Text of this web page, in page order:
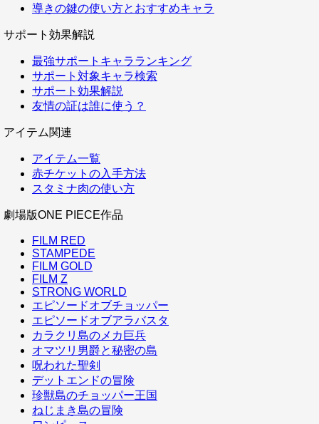
導きの鍵の使い方とおすすめキャラ
サポート効果解説
最強サポートキャラランキング
サポート対象キャラ検索
サポート効果解説
友情の証は誰に使う？
アイテム関連
アイテム一覧
赤チケットの入手方法
スタミナ肉の使い方
劇場版ONE PIECE作品
FILM RED
STAMPEDE
FILM GOLD
FILM Z
STRONG WORLD
エピソードオブチョッパー
エピソードオブアラバスタ
カラクリ島のメカ巨兵
オマツリ男爵と秘密の島
呪われた聖剣
デットエンドの冒険
珍獣島のチョッパー王国
ねじまき島の冒険